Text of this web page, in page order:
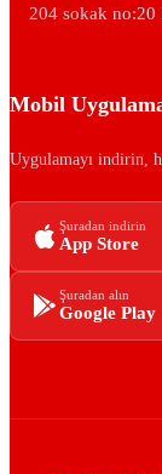
204 sokak
Mobil
Uygulamayı indirin,
Şuradan indirin
App Store
Şuradan alın
Google Play